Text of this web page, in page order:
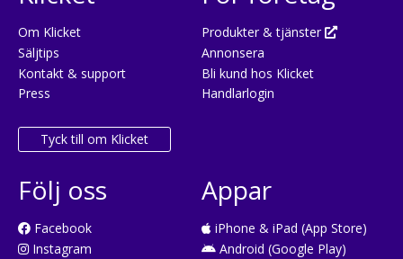
Om Klicket
Säljtips
Kontakt & support
Press
Tyck till om Klicket
Produkter & tjänster
Annonsera
Bli kund hos Klicket
Handlarlogin
Följ oss
Facebook
Instagram
Appar
iPhone & iPad (App Store)
Android (Google Play)